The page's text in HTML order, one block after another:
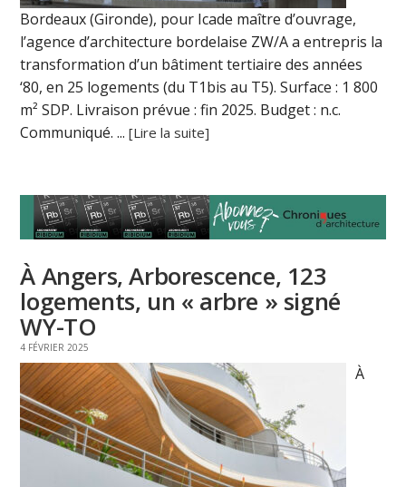
Bordeaux (Gironde), pour Icade maître d’ouvrage,
l’agence d’architecture bordelaise ZW/A a entrepris la
transformation d’un bâtiment tertiaire des années
‘80, en 25 logements (du T1bis au T5). Surface : 1 800
m² SDP. Livraison prévue : fin 2025. Budget : n.c.
Communiqué. ...[Lire la suite]
À Angers, Arborescence, 123
logements, un « arbre » signé
WY-TO
4 FÉVRIER 2025
À